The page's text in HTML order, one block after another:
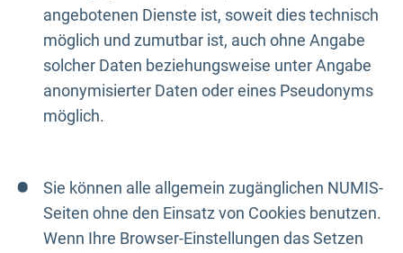
angebotenen Dienste ist, soweit dies technisch
möglich und zumutbar ist, auch ohne Angabe
solcher Daten beziehungsweise unter Angabe
anonymisierter Daten oder eines Pseudonyms
möglich.
Sie können alle allgemein zugänglichen NUMIS-
Seiten ohne den Einsatz von Cookies benutzen.
Wenn Ihre Browser-Einstellungen das Setzen